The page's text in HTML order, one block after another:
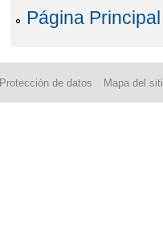
Página Principal
Protección de datos Mapa del